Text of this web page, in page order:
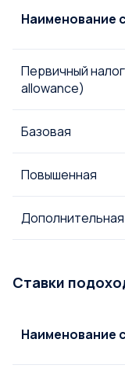
Наименование
Первичный
allowance)
Базовая
Повышенная
Дополнительная
Ставки
Наименование